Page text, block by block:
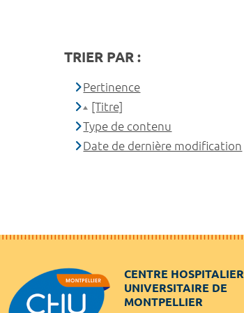
TRIER PAR :
Pertinence
[Titre]
Type de contenu
Date de dernière modification
CENTRE HOSPITALIER
UNIVERSITAIRE DE
MONTPELLIER